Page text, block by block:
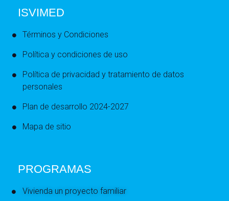
ISVIMED
Términos y Condiciones
Política y condiciones de uso
Política de privacidad y tratamiento de datos
personales
Plan de desarrollo 2024-2027
Mapa de sitio
PROGRAMAS
Vivienda un proyecto familiar